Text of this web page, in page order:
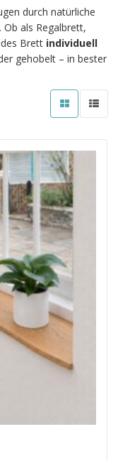
durch natürliche
als Regalbrett,
Brett individuell
gehobelt – in bester